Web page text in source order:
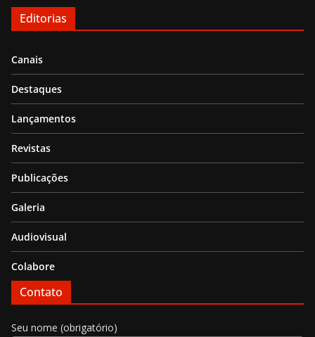
Editorias
Canais
Destaques
Lançamentos
Revistas
Publicações
Galeria
Audiovisual
Colabore
Contato
Seu nome (obrigatório)